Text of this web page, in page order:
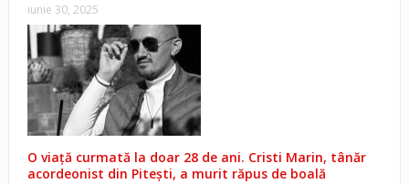
iunie 30, 2025
O viață curmată la doar 28 de ani. Cristi Marin, tânăr
acordeonist din Pitești, a murit răpus de boală